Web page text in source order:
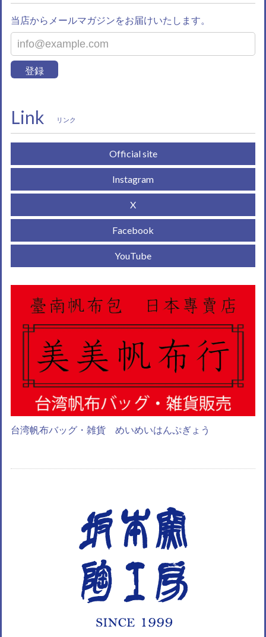
当店からメールマガジンをお届けいたします。
登録
Link リンク
Official site
Instagram
X
Facebook
YouTube
台湾帆布バッグ・雑貨 めいめいはんぷぎょう